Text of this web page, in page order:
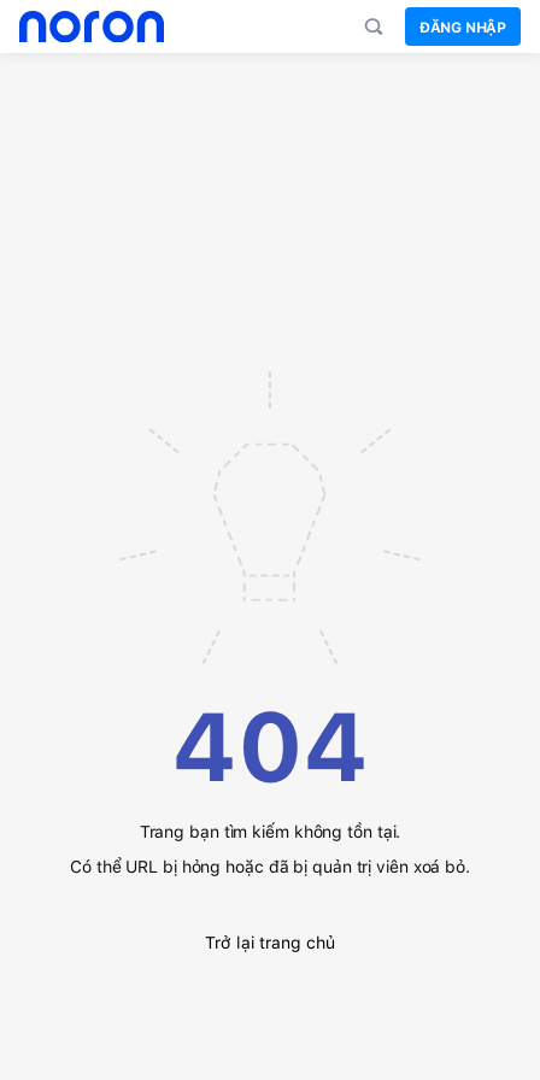
ĐĂNG NHẬP
404
Trang bạn tìm kiếm không tồn tại.
Có thể URL bị hỏng hoặc đã bị quản trị viên xoá bỏ.
Trở lại trang chủ